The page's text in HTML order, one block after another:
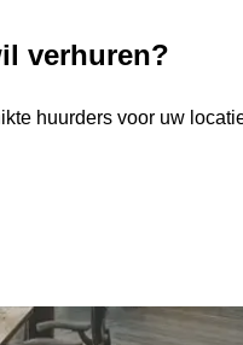
verhuren?
huurders voor uw